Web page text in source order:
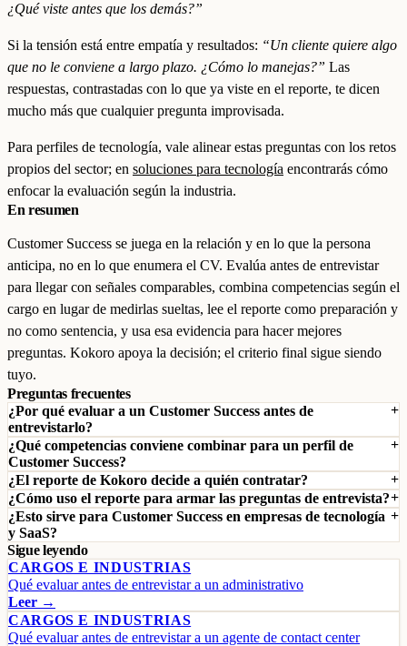
¿Qué viste antes que los demás?”
Si la tensión está entre empatía y resultados: “Un cliente quiere algo
que no le conviene a largo plazo. ¿Cómo lo manejas?” Las
respuestas, contrastadas con lo que ya viste en el reporte, te dicen
mucho más que cualquier pregunta improvisada.
Para perfiles de tecnología, vale alinear estas preguntas con los retos
propios del sector; en soluciones para tecnología encontrarás cómo
enfocar la evaluación según la industria.
En resumen
Customer Success se juega en la relación y en lo que la persona
anticipa, no en lo que enumera el CV. Evalúa antes de entrevistar
para llegar con señales comparables, combina competencias según el
cargo en lugar de medirlas sueltas, lee el reporte como preparación y
no como sentencia, y usa esa evidencia para hacer mejores
preguntas. Kokoro apoya la decisión; el criterio final sigue siendo
tuyo.
Preguntas frecuentes
¿Por qué evaluar a un Customer Success antes de
entrevistarlo?
¿Qué competencias conviene combinar para un perfil de
Customer Success?
¿El reporte de Kokoro decide a quién contratar?
¿Cómo uso el reporte para armar las preguntas de entrevista?
¿Esto sirve para Customer Success en empresas de tecnología
y SaaS?
Sigue leyendo
CARGOS E INDUSTRIAS
Qué evaluar antes de entrevistar a un administrativo
Leer →
CARGOS E INDUSTRIAS
Qué evaluar antes de entrevistar a un agente de contact center